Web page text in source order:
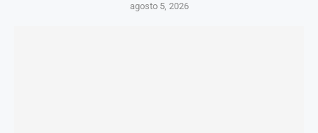
agosto 5, 2026